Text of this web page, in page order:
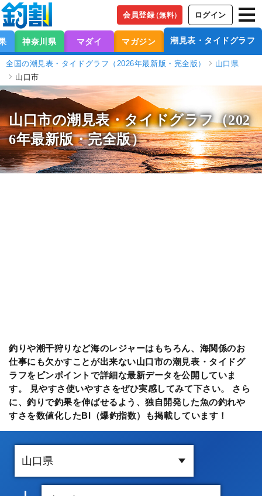
会員登録（無料） ログイン
神奈川県 マダイ マガジン 潮見表・タイドグラフ
全国の潮見表・タイドグラフ（2026年最新版・完全版）
山口県
山口市
山口市の潮見表・タイドグラフ（202
6年最新版・完全版）
釣りや潮干狩りなど海のレジャーはもちろん、海関係のお
仕事にも欠かすことが出来ない山口市の潮見表・タイドグ
ラフをピンポイントで詳細な最新データを公開していま
す。 見やすさ使いやすさをぜひ実感してみて下さい。 さら
に、釣りで釣果を伸ばせるよう、独自開発した魚の釣れや
すさを数値化したBI（爆釣指数）も掲載しています！